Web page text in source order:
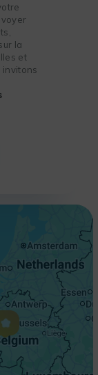
la
et
invitons